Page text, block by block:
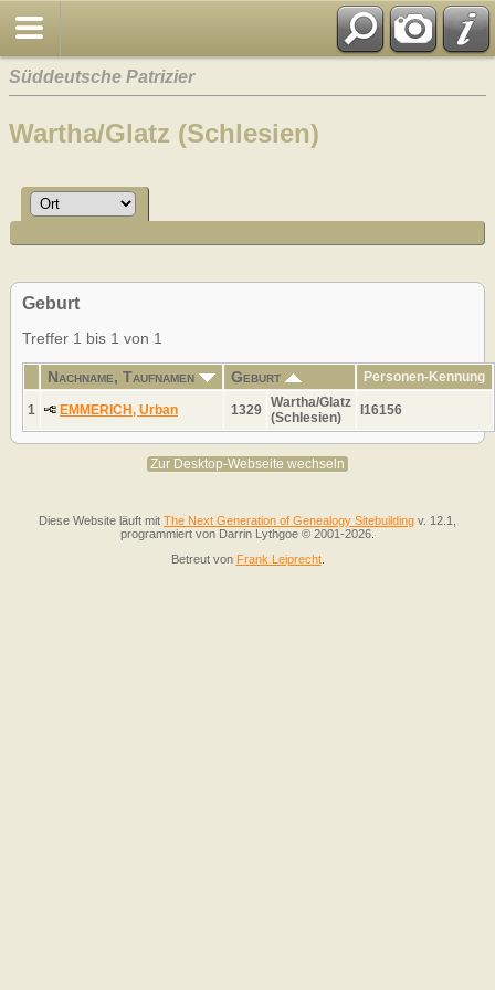
Süddeutsche Patrizier
Wartha/Glatz (Schlesien)
Geburt
Treffer 1 bis 1 von 1
Nachname, Taufnamen Geburt Personen-Kennung
1 EMMERICH, Urban 1329 Wartha/Glatz
(Schlesien)
I16156
Zur Desktop-Webseite wechseln
Diese Website läuft mit The Next Generation of Genealogy Sitebuilding v. 12.1,
programmiert von Darrin Lythgoe © 2001-2026.
Betreut von Frank Leiprecht.